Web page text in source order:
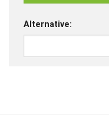
Alternative: